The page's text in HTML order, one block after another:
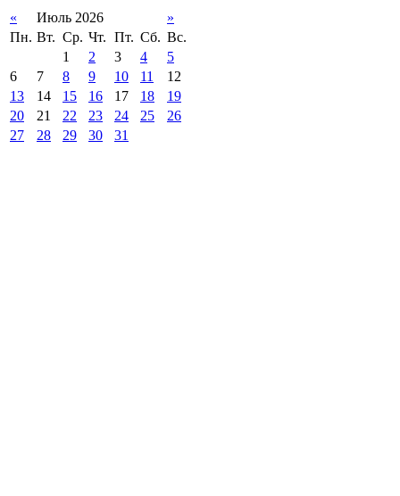
« Июль 2026
»
Пн. Вт. Ср. Чт. Пт. Сб. Вс.
1
2 3 4
5
6
7 8 9 10 11
12
13
14 15 16 17 18
19
20
21 22 23 24 25
26
27
28 29 30 31